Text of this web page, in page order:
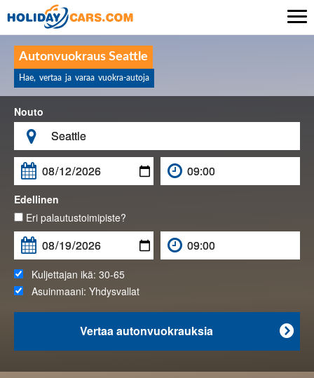
Autonvuokraus Seattle
Hae, vertaa ja varaa vuokra-autoja
Nouto


Edellinen
Eri palautustoimipiste?
Kuljettajan ikä: 30-65
Asuinmaani: Yhdysvallat

Vertaa autonvuokrauksia